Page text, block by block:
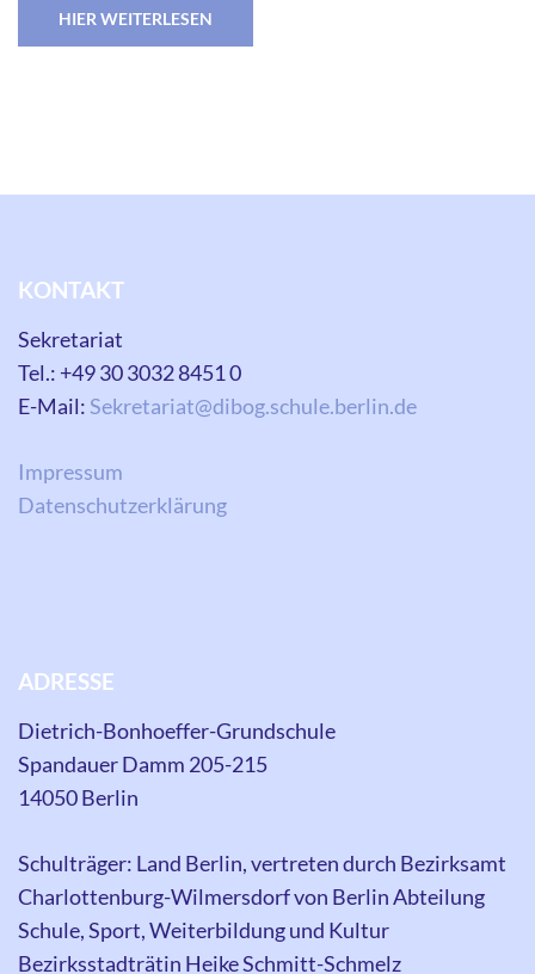
HIER WEITERLESEN
KONTAKT
Sekretariat
Tel.: +49 30 3032 8451 0
E-Mail: Sekretariat@dibog.schule.berlin.de
Impressum
Datenschutzerklärung
ADRESSE
Dietrich-Bonhoeffer-Grundschule
Spandauer Damm 205-215
14050 Berlin
Schulträger: Land Berlin, vertreten durch Bezirksamt
Charlottenburg-Wilmersdorf von Berlin Abteilung
Schule, Sport, Weiterbildung und Kultur
Bezirksstadträtin Heike Schmitt-Schmelz